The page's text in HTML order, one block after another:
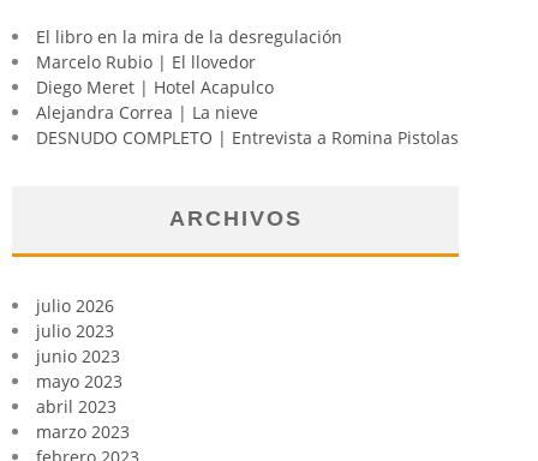
El libro en la mira de la desregulación
Marcelo Rubio | El llovedor
Diego Meret | Hotel Acapulco
Alejandra Correa | La nieve
DESNUDO COMPLETO | Entrevista a Romina Pistolas
ARCHIVOS
julio 2026
julio 2023
junio 2023
mayo 2023
abril 2023
marzo 2023